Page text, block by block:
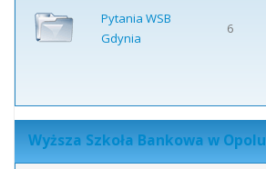
Pytania WSB
Gdynia
6
Wyższa Szkoła Bankowa w Opolu